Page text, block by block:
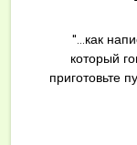
"...как
который
приготовьте